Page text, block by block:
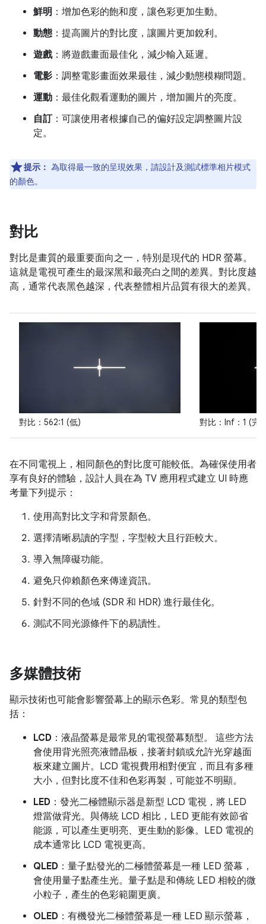
鮮明 ：增加色彩的飽和度，讓色彩更加生動。
動態：提高圖片的對比度，讓圖片更加銳利。
遊戲：將遊戲畫面最佳化，減少輸入延遲。
電影 ：調整電影畫面效果最佳，減少動態模糊問題。
運動 ：最佳化觀看運動的圖片，增加圖片的亮度。
自訂：可讓使用者根據自己的偏好設定調整圖片設
定。
提示： 為取得最一致的呈現效果，請設計及測試標準相片模式
的顏色。
對比
對比是畫質的最重要面向之一，特別是現代的 HDR 螢幕。
這就是電視可產生的最深黑和最亮白之間的差異。對比度越
高，通常代表黑色越深，代表整體相片品質有很大的差異。
對比：562:1 (低) 對比：Inf：1 (完
在不同電視上，相同顏色的對比度可能較低。為確保使用者
享有良好的體驗，設計人員在為 TV 應用程式建立 UI 時應
考量下列提示：
使用高對比文字和背景顏色。
選擇清晰易讀的字型，字型較大且行距較大。
導入無障礙功能。
避免只仰賴顏色來傳達資訊。
針對不同的色域 (SDR 和 HDR) 進行最佳化。
測試不同光源條件下的易讀性。
多媒體技術
顯示技術也可能會影響螢幕上的顯示色彩。常見的類型包
括：
LCD ：液晶螢幕是最常見的電視螢幕類型。 這些方法
會使用背光照亮液體晶板，接著封鎖或允許光穿越面
板來建立圖片。LCD 電視費用相對便宜，而且有多種
大小，但對比度不佳和色彩再製，可能並不明顯。
LED ：發光二極體顯示器是新型 LCD 電視，將 LED
燈當做背光。與傳統 LCD 相比，LED 更能有效節省
能源，可以產生更明亮、更生動的影像。LED 電視的
成本通常比 LCD 電視更高。
QLED ：量子點發光的二極體螢幕是一種 LED 螢幕，
會使用量子點產生光。量子點是和傳統 LED 相較的微
小粒子，產生的色彩範圍更廣。
OLED ：有機發光二極體螢幕是一種 LED 顯示螢幕，